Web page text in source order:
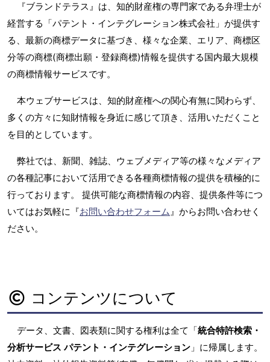
『ブランドテラス』は、知的財産権の専門家である弁理士が
経営する「パテント・インテグレーション株式会社」が提供す
る、最新の商標データに基づき、様々な企業、エリア、商標区
分等の商標(商標出願・登録商標)情報を提供する国内最大規模
の商標情報サービスです。
本ウェブサービスは、知的財産権への関心有無に関わらず、
多くの方々に知財情報を身近に感じて頂き、活用いただくこと
を目的としています。
弊社では、新聞、雑誌、ウェブメディア等の様々なメディア
の各種記事において活用できる各種商標情報の提供を積極的に
行っております。 提供可能な商標情報の内容、提供条件等につ
いてはお気軽に『お問い合わせフォーム』からお問い合わせく
ださい。
コンテンツについて
データ、文書、図表類に関する権利は全て「統合特許検索・
分析サービス パテント・インテグレーション 」に帰属します。